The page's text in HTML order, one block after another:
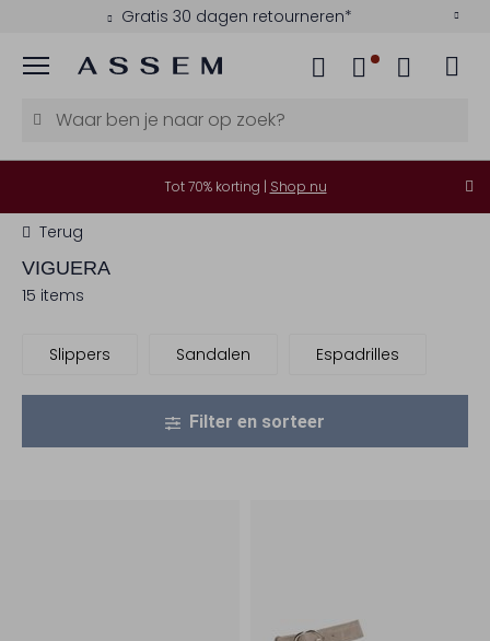
Gratis 30 dagen retourneren*
Menu
Tot 70% korting | Shop nu
Terug
VIGUERA
15 items
Slippers Sandalen Espadrilles
Filter en sorteer